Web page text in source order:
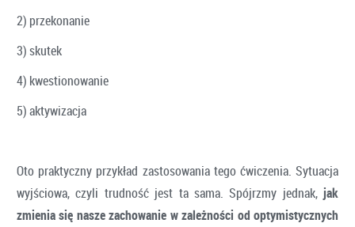
2) przekonanie
3) skutek
4) kwestionowanie
5) aktywizacja
Oto praktyczny przykład zastosowania tego ćwiczenia. Sytuacja
wyjściowa, czyli trudność jest ta sama. Spójrzmy jednak, jak
zmienia się nasze zachowanie w zależności od optymistycznych